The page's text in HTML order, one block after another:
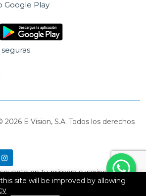
Google Play
E Vision, S.A. Todos los derechos
en tu primera suscripción
site will be improved by allowing